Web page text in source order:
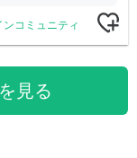
ンコミュニティ
見る